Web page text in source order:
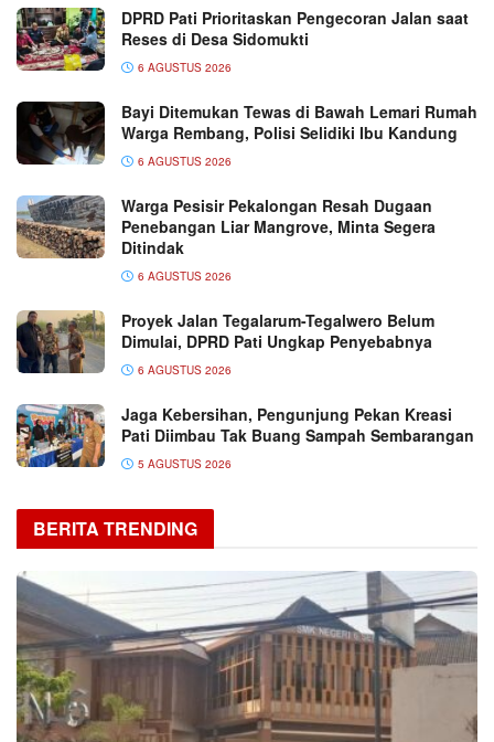
DPRD Pati Prioritaskan Pengecoran Jalan saat
Reses di Desa Sidomukti
6 AGUSTUS 2026
Bayi Ditemukan Tewas di Bawah Lemari Rumah
Warga Rembang, Polisi Selidiki Ibu Kandung
6 AGUSTUS 2026
Warga Pesisir Pekalongan Resah Dugaan
Penebangan Liar Mangrove, Minta Segera
Ditindak
6 AGUSTUS 2026
Proyek Jalan Tegalarum-Tegalwero Belum
Dimulai, DPRD Pati Ungkap Penyebabnya
6 AGUSTUS 2026
Jaga Kebersihan, Pengunjung Pekan Kreasi
Pati Diimbau Tak Buang Sampah Sembarangan
5 AGUSTUS 2026
BERITA TRENDING